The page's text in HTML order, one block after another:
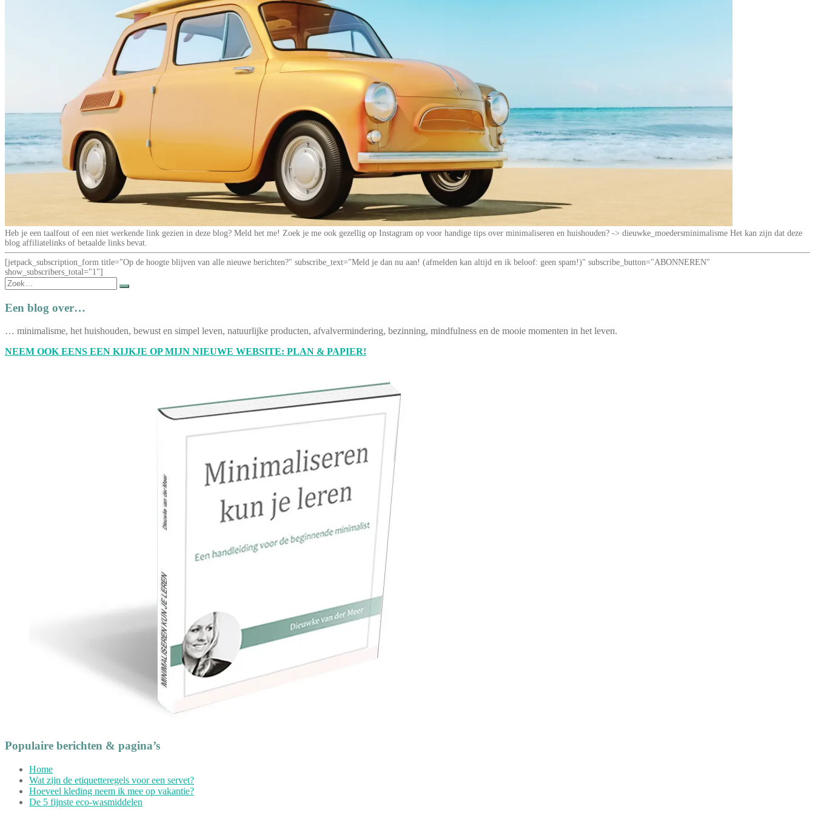
Heb je een taalfout of een niet werkende link gezien in deze blog? Meld het me! Zoek je me ook gezellig op Instagram op voor handige tips over minimaliseren en huishouden? -> dieuwke_moedersminimalisme Het kan zijn dat deze
blog affiliatelinks of betaalde links bevat.
[jetpack_subscription_form title="Op de hoogte blijven van alle nieuwe berichten?" subscribe_text="Meld je dan nu aan! (afmelden kan altijd en ik beloof: geen spam!)" subscribe_button="ABONNEREN"
show_subscribers_total="1"]
Zoek
naar:
Een blog over…
… minimalisme, het huishouden, bewust en simpel leven, natuurlijke producten, afvalvermindering, bezinning, mindfulness en de mooie momenten in het leven.
NEEM OOK EENS EEN KIJKJE OP MIJN NIEUWE WEBSITE: PLAN & PAPIER!
Populaire berichten & pagina’s
Home
Wat zijn de etiquetteregels voor een servet?
Hoeveel kleding neem ik mee op vakantie?
De 5 fijnste eco-wasmiddelen